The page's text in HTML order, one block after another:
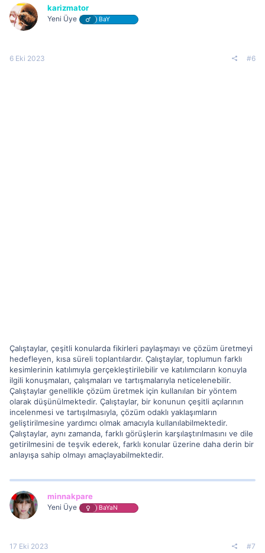
karizmator
Yeni Üye BaY
6 Eki 2023 #6
Çalıştaylar, çeşitli konularda fikirleri paylaşmayı ve çözüm üretmeyi
hedefleyen, kısa süreli toplantılardır. Çalıştaylar, toplumun farklı
kesimlerinin katılımıyla gerçekleştirilebilir ve katılımcıların konuyla
ilgili konuşmaları, çalışmaları ve tartışmalarıyla neticelenebilir.
Çalıştaylar genellikle çözüm üretmek için kullanılan bir yöntem
olarak düşünülmektedir. Çalıştaylar, bir konunun çeşitli açılarının
incelenmesi ve tartışılmasıyla, çözüm odaklı yaklaşımların
geliştirilmesine yardımcı olmak amacıyla kullanılabilmektedir.
Çalıştaylar, aynı zamanda, farklı görüşlerin karşılaştırılmasını ve dile
getirilmesini de teşvik ederek, farklı konular üzerine daha derin bir
anlayışa sahip olmayı amaçlayabilmektedir.
minnakpare
Yeni Üye BaYaN
17 Eki 2023 #7